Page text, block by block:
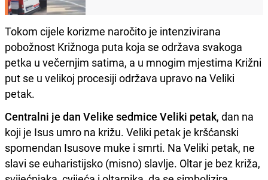
Tokom cijele korizme naročito je intenzivirana
pobožnost Križnoga puta koja se održava svakoga
petka u večernjim satima, a u mnogim mjestima Križni
put se u velikoj procesiji održava upravo na Veliki
petak.
Centralni je dan Velike sedmice Veliki petak, dan na
koji je Isus umro na križu. Veliki petak je kršćanski
spomendan Isusove muke i smrti. Na Veliki petak, ne
slavi se euharistijsko (misno) slavlje. Oltar je bez križa,